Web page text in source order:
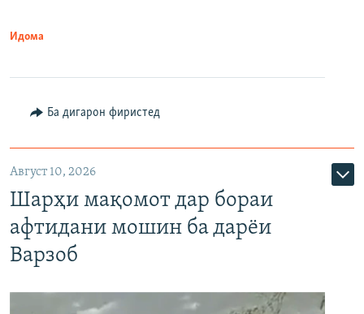
Идома
Ба дигарон фиристед
Август 10, 2026
Шарҳи мақомот дар бораи
афтидани мошин ба дарёи
Варзоб